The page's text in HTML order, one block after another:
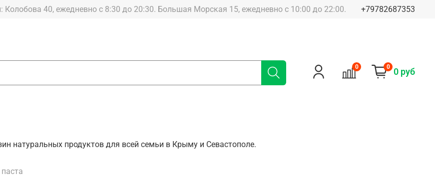
График работы: Колобова 40, ежедневно с 8:30 до 20:30. Большая Морская 15, ежедневно с 10:00 до 22:00. +79782687353
0 0 0 руб
натуральных продуктов для всей семьи в Крыму и Севастополе.